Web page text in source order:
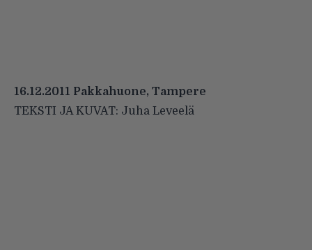
16.12.2011 Pakkahuone, Tampere
TEKSTI JA KUVAT: Juha Leveelä